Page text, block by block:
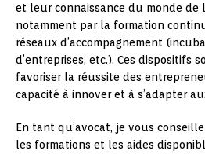
et leur connaissance du monde de
notamment par la formation
réseaux d’accompagnement
d’entreprises, etc.). Ces dispositifs
favoriser la réussite des
capacité à innover et à s’adapter
En tant qu’avocat, je vous
les formations et les aides